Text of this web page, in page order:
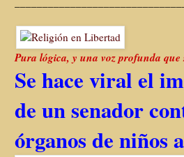
Pura lógica, y una voz profunda
Se hace viral el
de un senador
órganos de niños